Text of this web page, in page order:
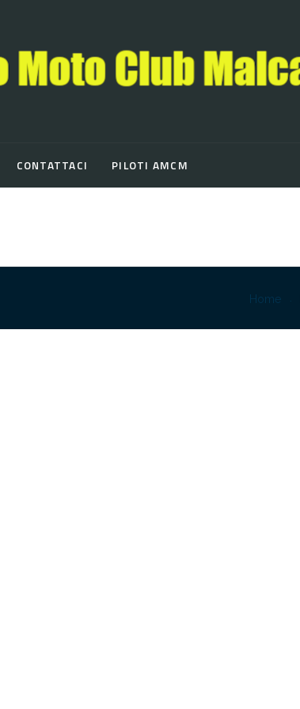
CONTATTACI PILOTI AMCM
Home